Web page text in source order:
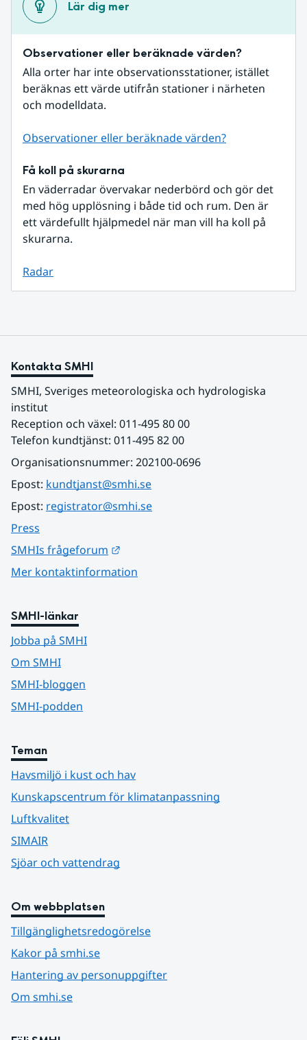
Lär dig mer
Observationer eller beräknade värden?
Alla orter har inte observationsstationer, istället
beräknas ett värde utifrån stationer i närheten
och modelldata.
Observationer eller beräknade värden?
Få koll på skurarna
En väderradar övervakar nederbörd och gör det
med hög upplösning i både tid och rum. Den är
ett värdefullt hjälpmedel när man vill ha koll på
skurarna.
Radar
Kontakta SMHI
SMHI, Sveriges meteorologiska och hydrologiska
institut
Reception och växel: 011-495 80 00
Telefon kundtjänst: 011-495 82 00
Organisationsnummer: 202100-0696
Epost: kundtjanst@smhi.se
Epost: registrator@smhi.se
Press
SMHIs frågeforum
Mer kontaktinformation
SMHI-länkar
Jobba på SMHI
Om SMHI
SMHI-bloggen
SMHI-podden
Teman
Havsmiljö i kust och hav
Kunskapscentrum för klimatanpassning
Luftkvalitet
SIMAIR
Sjöar och vattendrag
Om webbplatsen
Tillgänglighetsredogörelse
Kakor på smhi.se
Hantering av personuppgifter
Om smhi.se